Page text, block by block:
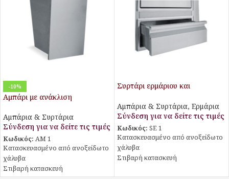
-10%
Αμπάρι με ανάκλιση
Αμπάρια & Συρτάρια
Σύνδεση για να δείτε τις τιμές
Κωδικός: AM 1
Κατασκευασμένο από ανοξείδωτο
χάλυβα
Στιβαρή κατασκευή
Συρτάρι ερμάριου και
Αμπάρια & Συρτάρια, Ερμάρια
Σύνδεση για να δείτε τις τιμές
Κωδικός: SE 1
Κατασκευασμένο από ανοξείδωτο
χάλυβα
Στιβαρή κατασκευή